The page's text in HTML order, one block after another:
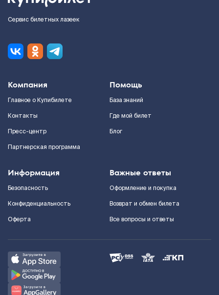
Сервис билетных лазеек
Компания
Главное о Купибилете
Контакты
Пресс-центр
Партнерская программа
Помощь
База знаний
Где мой билет
Блог
Информация
Безопасность
Конфиденциальность
Оферта
Важные ответы
Оформление и покупка
Возврат и обмен билета
Все вопросы и ответы